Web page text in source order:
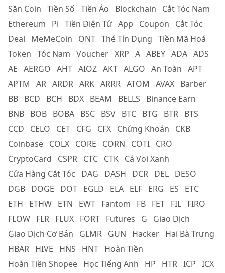
Săn Coin Tiền Số Tiền Ảo Blockchain
Cắt Tóc Nam
Ethereum
Pi Tiền Điện Tử App Coupon
Cắt Tóc
Deal
MeMeCoin ONT Thẻ Tín Dụng Tiền Mã Hoá
Token Tóc Nam Voucher XRP A ABEY ADA ADS
AE AERGO AHT AIOZ AKT ALGO An Toàn APT
APTM
AR ARDR ARK ARRR ATOM AVAX Barber
BB BCD BCH BDX BEAM BELLS
Binance Earn
BNB BOB BOBA BSC BSV BTC BTG BTR BTS
CCD
CELO CET CFG CFX Chứng Khoán
CKB
Coinbase COLX CORE CORN COTI CRO
CryptoCard
CSPR CTC CTK Cá Voi Xanh
Cửa Hàng Cắt Tóc
DAG DASH DCR DEL DESO
DGB DOGE DOT EGLD ELA ELF ERG ES
ETC
ETH
ETHW ETN EWT Fantom FB FET FIL FIRO
FLOW FLR FLUX FORT Futures G
Giao Dịch
Giao Dịch Cơ Bản
GLMR GUN Hacker Hai Bà Trưng
HBAR HIVE HNS HNT Hoàn Tiền
Hoàn Tiền Shopee Học Tiếng Anh HP HTR ICP ICX